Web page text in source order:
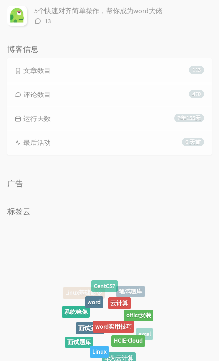
数：
5个快速对齐简单操作，帮你成为word大佬
评
13
博客信息
113
文章数目
470
评论数目
7年155天
运行天数
6 天前
最后活动
广告
标签云
华为云计算
HCIE-Cloud
word实用技巧
面试宝典
面试题库
office办公技巧
VMware
excel
officr安装
云计算
word
系统镜像
笔试题库
CentOS7